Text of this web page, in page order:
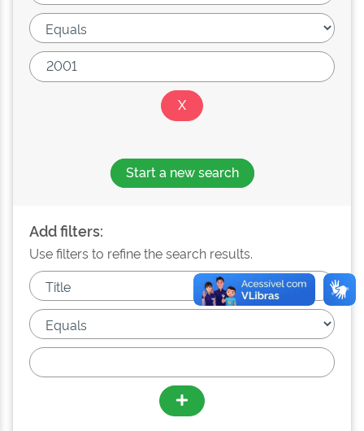
Start a new search
Add filters:
Use filters to refine the search results.